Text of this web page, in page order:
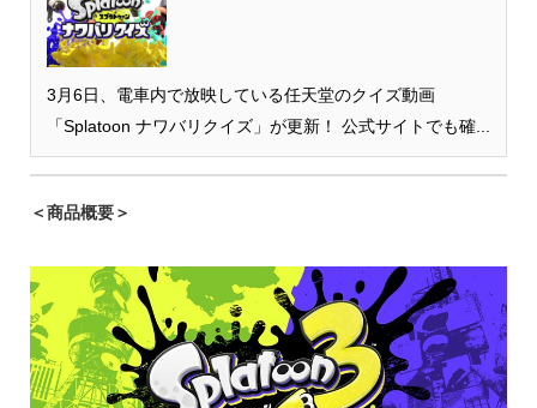
3月6日、電車内で放映している任天堂のクイズ動画
「Splatoon ナワバリクイズ」が更新！ 公式サイトでも確...
＜商品概要＞